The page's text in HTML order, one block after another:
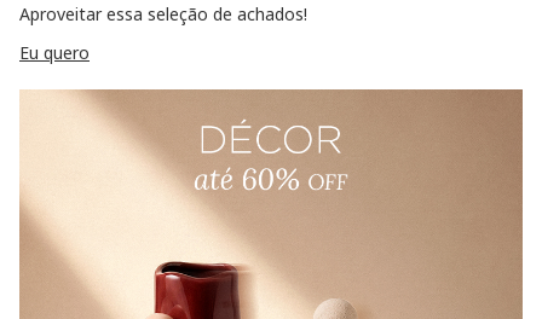
Aproveitar essa seleção de achados!
Eu quero